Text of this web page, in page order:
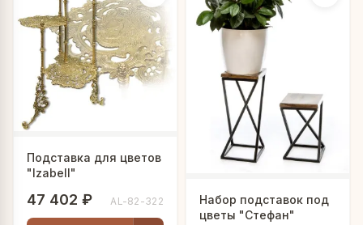
Подставка для цветов
"Izabell"
47 402 ₽ AL-82-322
Набор подставок под
цветы "Стефан"